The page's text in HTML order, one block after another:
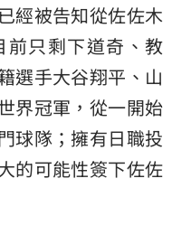
經被告知從佐佐木
前只剩下道奇、教
選手大谷翔平、山
界冠軍，從一開始
球隊；擁有日職投
的可能性簽下佐佐